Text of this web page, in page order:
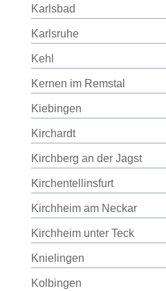
Karlsbad
Karlsruhe
Kehl
Kernen im Remstal
Kiebingen
Kirchardt
Kirchberg an der Jagst
Kirchentellinsfurt
Kirchheim am Neckar
Kirchheim unter Teck
Knielingen
Kolbingen